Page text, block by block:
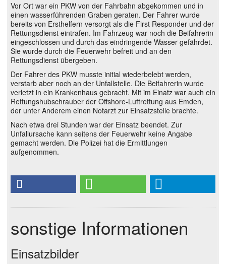
Vor Ort war ein PKW von der Fahrbahn abgekommen und in
einen wasserführenden Graben geraten. Der Fahrer wurde
bereits von Ersthelfern versorgt als die First Responder und der
Rettungsdienst eintrafen. Im Fahrzeug war noch die Beifahrerin
eingeschlossen und durch das eindringende Wasser gefährdet.
Sie wurde durch die Feuerwehr befreit und an den
Rettungsdienst übergeben.
Der Fahrer des PKW musste initial wiederbelebt werden,
verstarb aber noch an der Unfallstelle. Die Beifahrerin wurde
verletzt in ein Krankenhaus gebracht. Mit im Einatz war auch ein
Rettungshubschrauber der Offshore-Luftrettung aus Emden,
der unter Anderem einen Notarzt zur Einsatzstelle brachte.
Nach etwa drei Stunden war der Einsatz beendet. Zur
Unfallursache kann seitens der Feuerwehr keine Angabe
gemacht werden. Die Polizei hat die Ermittlungen
aufgenommen.
sonstige Informationen
Einsatzbilder